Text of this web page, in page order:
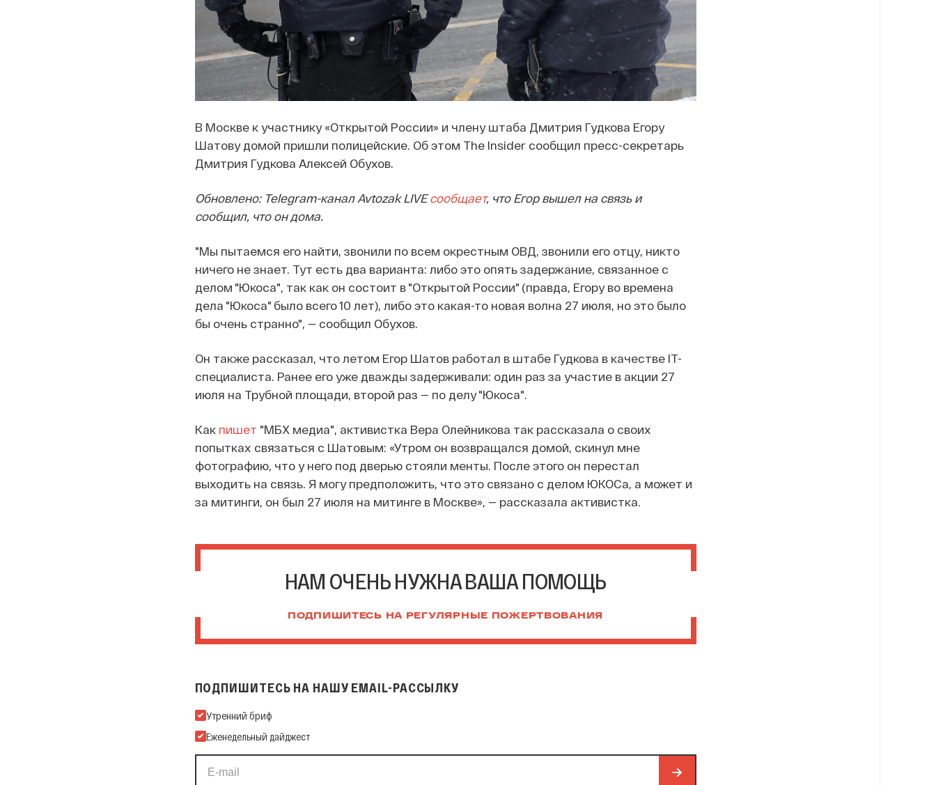
В Москве к участнику «Открытой России» и члену штаба Дмитрия Гудкова Егору
Шатову домой пришли полицейские. Об этом The Insider сообщил пресс-секретарь
Дмитрия Гудкова Алексей Обухов.
Обновлено: Telegram-канал Avtozak LIVEсообщает, что Егор вышел на связь и
сообщил, что он дома.
"Мы пытаемся его найти, звонили по всем окрестным ОВД, звонили его отцу, никто
ничего не знает. Тут есть два варианта: либо это опять задержание, связанное с
делом "Юкоса", так как он состоит в "Открытой России" (правда, Егору во времена
дела "Юкоса" было всего 10 лет), либо это какая-то новая волна 27 июля, но это было
бы очень странно", — сообщил Обухов.
Он также рассказал, что летом Егор Шатов работал в штабе Гудкова в качестве IT-
специалиста. Ранее его уже дважды задерживали: один раз за участие в акции 27
июля на Трубной площади, второй раз — по делу "Юкоса".
Как пишет "МБХ медиа", активистка Вера Олейникова так рассказала о своих
попытках связаться с Шатовым: «Утром он возвращался домой, скинул мне
фотографию, что у него под дверью стояли менты. После этого он перестал
выходить на связь. Я могу предположить, что это связано с делом ЮКОСа, а может и
за митинги, он был 27 июля на митинге в Москве», — рассказала активистка.
НАМ ОЧЕНЬ НУЖНА ВАША ПОМОЩЬ
ПОДПИШИТЕСЬ НА РЕГУЛЯРНЫЕ ПОЖЕРТВОВАНИЯ
ПОДПИШИТЕСЬ НА НАШУ EMAIL-РАССЫЛКУ
Подпишитесь на нашу Email-рассылку
Утренний бриф
Еженедельный дайджест